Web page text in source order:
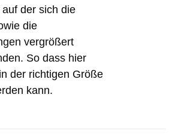
der sich die
die
vergrößert
So dass hier
der richtigen Größe
kann.